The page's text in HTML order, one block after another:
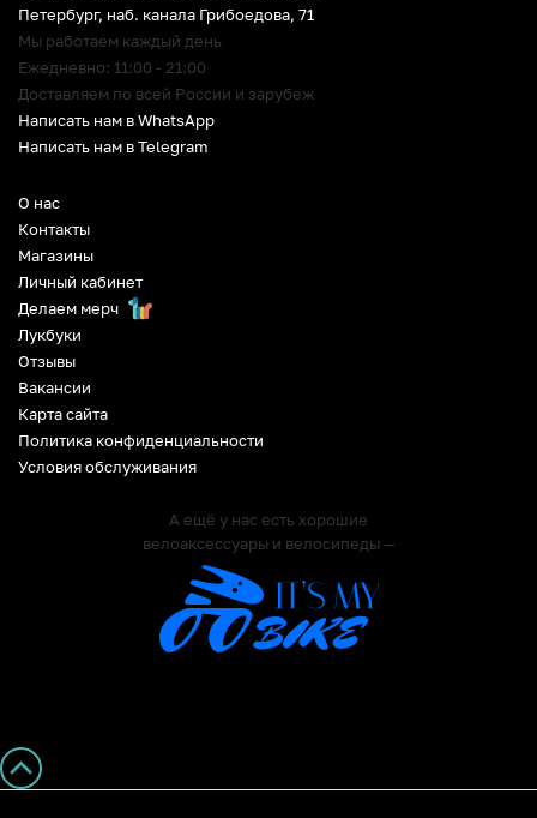
О нас
Контакты
Магазины
Личный кабинет
Делаем мерч
Лукбуки
Отзывы
Вакансии
Карта сайта
Политика конфиденциальности
Условия обслуживания
А ещё у нас есть хорошие
велоаксессуары и велосипеды —
Петербург, наб. канала Грибоедова, 71
Мы работаем каждый день
Ежедневно: 11:00 - 21:00
Доставляем по всей России и зарубеж
Написать нам в WhatsApp
Написать нам в Telegram